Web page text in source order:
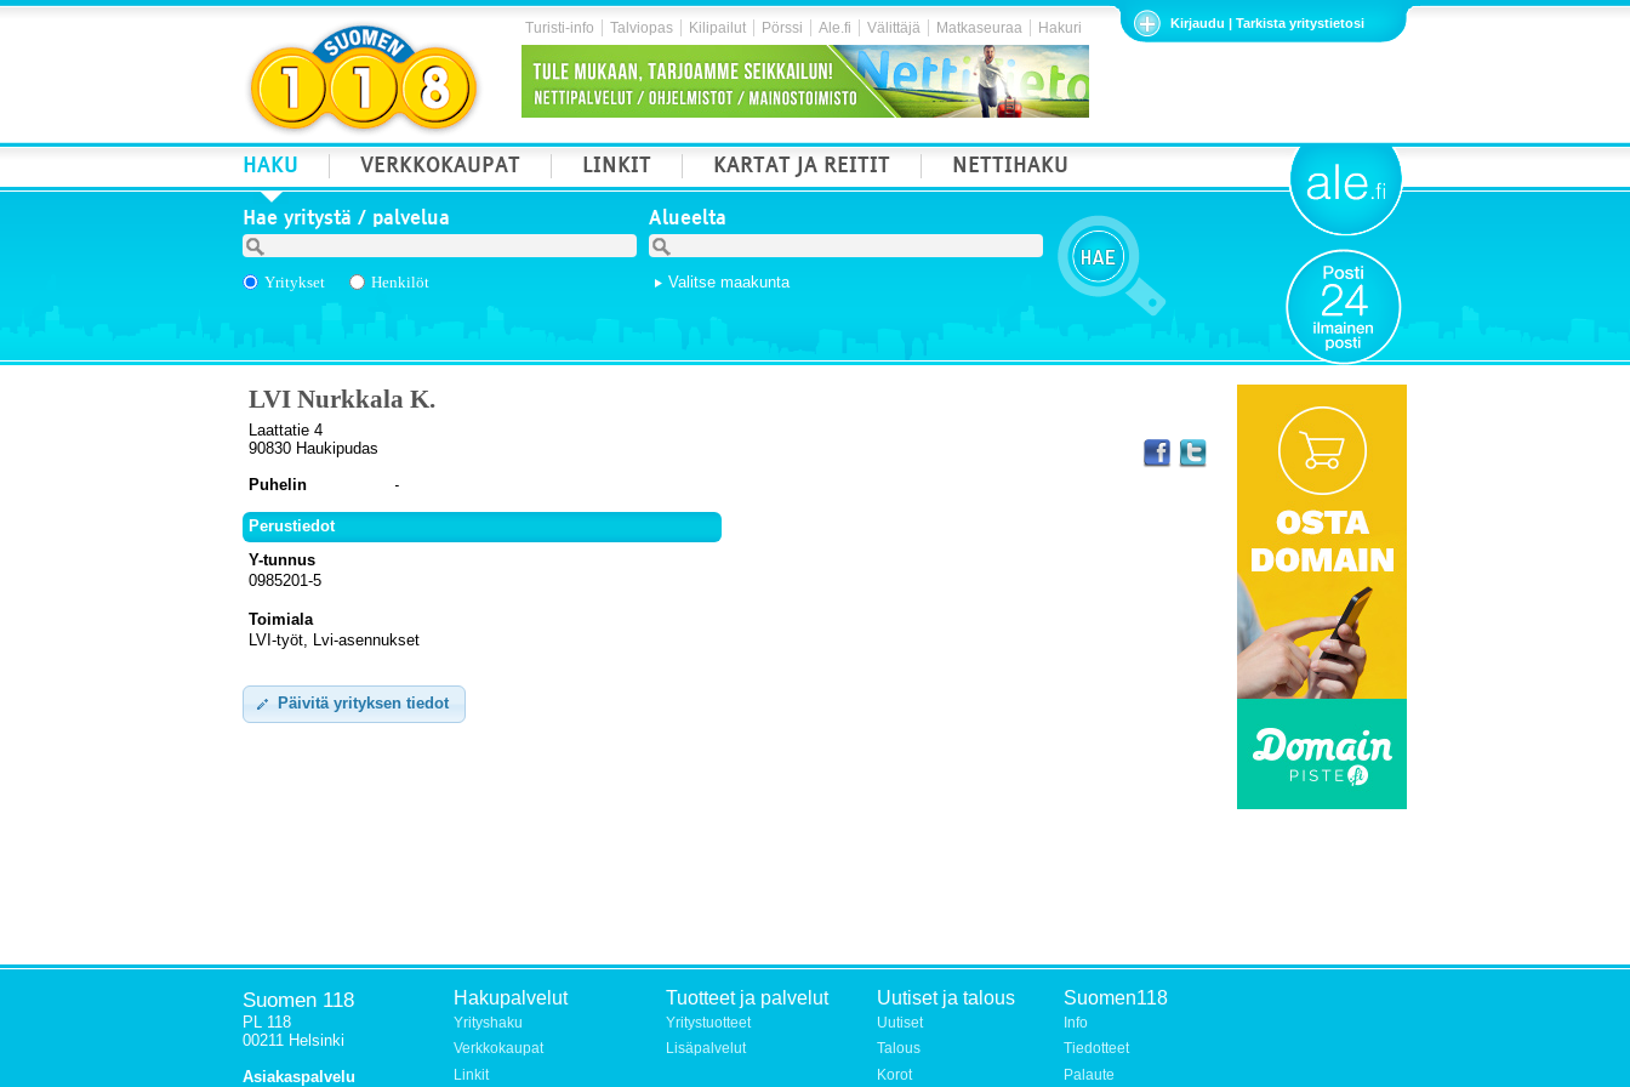
Kirjaudu | Tarkista yritystietosi
Turisti-info Talviopas Kilipailut Pörssi Ale.fi Välittäjä Matkaseuraa Hakuri
HAKU VERKKOKAUPAT LINKIT KARTAT JA REITIT NETTIHAKU
Hae yritystä / palvelua
Yritykset Henkilöt
Alueelta
Valitse maakunta
LVI Nurkkala K.
Laattatie 4
90830 Haukipudas
Puhelin
Perustiedot
Y-tunnus
0985201-5
Toimiala
LVI-työt, Lvi-asennukset
Päivitä yrityksen tiedot
Suomen 118
PL 118
00211 Helsinki
Asiakaspalvelu
Hakupalvelut
Yrityshaku
Verkkokaupat
Linkit
Tuotteet ja palvelut
Yritystuotteet
Lisäpalvelut
Uutiset ja talous
Uutiset
Talous
Korot
Suomen118
Info
Tiedotteet
Palaute